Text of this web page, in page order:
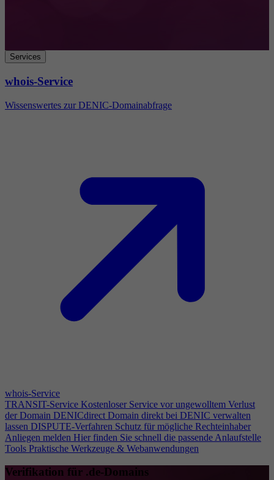
Services
whois-Service
Wissenswertes zur DENIC-Domainabfrage
whois-Service
TRANSIT-Service Kostenloser Service vor ungewolltem Verlust
der Domain DENICdirect Domain direkt bei DENIC verwalten
lassen DISPUTE-Verfahren Schutz für mögliche Rechteinhaber
Anliegen melden Hier finden Sie schnell die passende Anlaufstelle
Tools Praktische Werkzeuge & Webanwendungen
Verifikation für .de-Domains